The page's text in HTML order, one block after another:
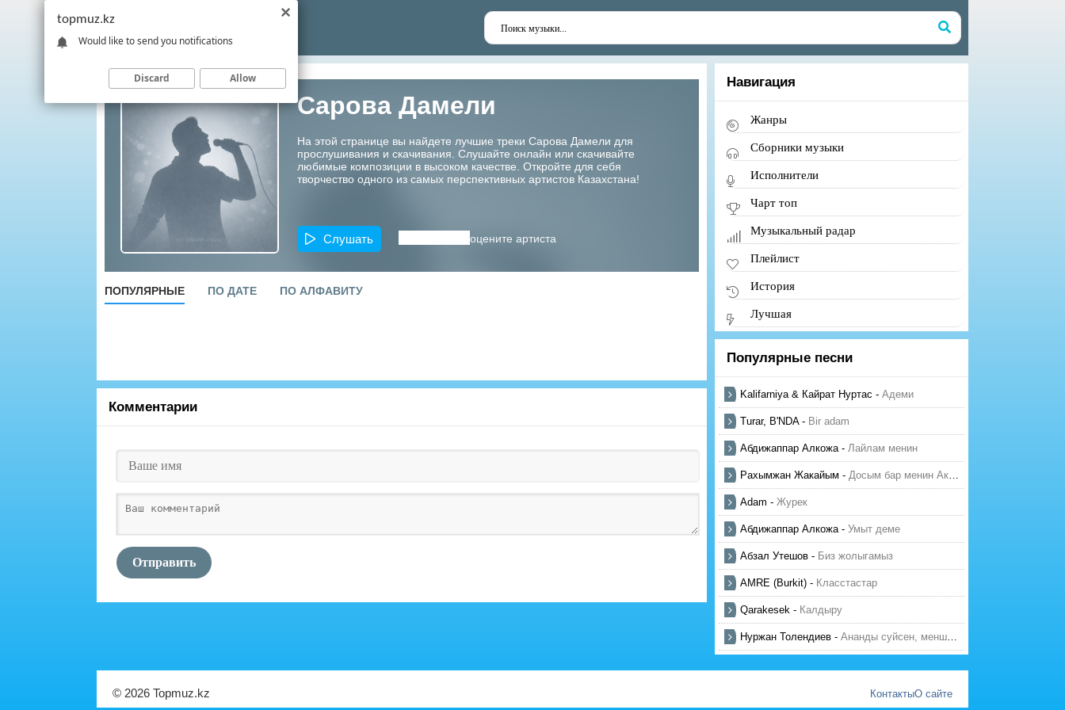
Сарова Дамели
На этой странице вы найдете лучшие треки Сарова Дамели для
прослушивания и скачивания. Слушайте онлайн или скачивайте
любимые композиции в высоком качестве. Откройте для себя
творчество одного из самых перспективных артистов Казахстана!
Слушать оцените артиста
ПОПУЛЯРНЫЕ ПО ДАТЕ ПО АЛФАВИТУ
Комментарии
Отправить
Навигация
Жанры
Сборники музыки
Исполнители
Чарт топ
Музыкальный радар
Плейлист
История
Лучшая
Популярные песни
Kalifarniya & Кайрат Нуртас - Адеми
Turar, B'NDA- Bir adam
Абдижаппар Алкожа- Лайлам менин
Рахымжан Жакайым - Досым бар менин Актауда
Adam - Журек
Абдижаппар Алкожа- Умыт деме
Абзал Утешов - Биз жолыгамыз
AMRE (Burkit) - Класстастар
Qarakesek - Калдыру
Нуржан Толендиев - Ананды суйсен, менше суй
© 2026 Topmuz.kz КонтактыО сайте
topmuz.kz
Would like to send you notifications
Discard Allow